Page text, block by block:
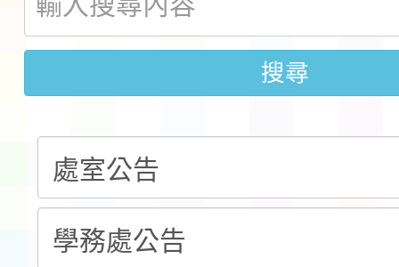
速演練執行計畫」
法」
本校115學年度第1學
第3次招考代課鐘點教
告(不再辦理後續甄選)
檢送「桃園市115學年
賽實施要點」1份
本市「115學年度學生
程安排一案
「桃園市補助參觀特色
展演活動實施計畫」
搜尋